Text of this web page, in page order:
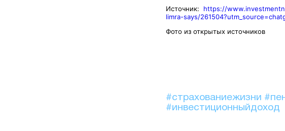
Источник: https://
limra-says/
Фото из открытых источников
#страхованиежизни
#инвестиционныйдоход